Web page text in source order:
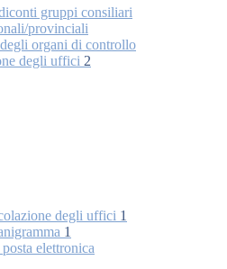
gruppi consiliari
provinciali
organi di controllo
degli uffici 2
degli uffici 1
1
elettronica